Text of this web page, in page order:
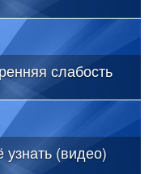
слабость
узнать (видео)